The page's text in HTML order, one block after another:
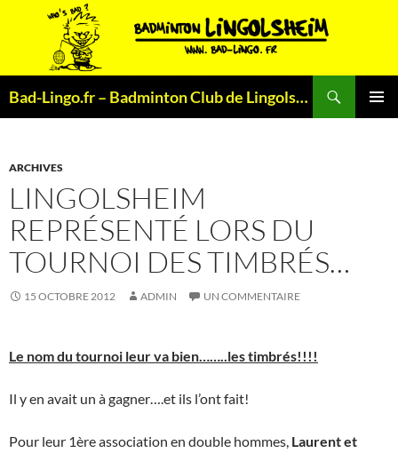
Bad-Lingo.fr – Badminton Club de Lingolsheim
ARCHIVES
LINGOLSHEIM
REPRÉSENTÉ LORS DU
TOURNOI DES TIMBRÉS…
15 OCTOBRE 2012 ADMIN UN COMMENTAIRE
Le nom du tournoi leur va bien……..les timbrés!!!!
Il y en avait un à gagner….et ils l’ont fait!
Pour leur 1ère association en double hommes, Laurent et